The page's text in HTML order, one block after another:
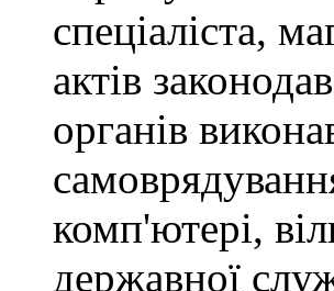
спеціаліста,
актів
органів
комп'ютері,
державної